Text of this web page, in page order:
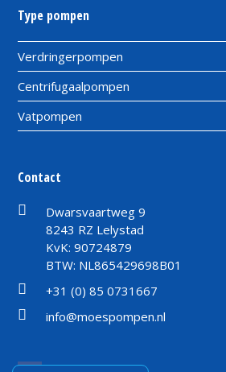
Type pompen
Verdringerpompen
Centrifugaalpompen
Vatpompen
Contact
Dwarsvaartweg 9
8243 RZ Lelystad
KvK: 90724879
BTW: NL865429698B01
+31 (0) 85 0731667
info@moespompen.nl